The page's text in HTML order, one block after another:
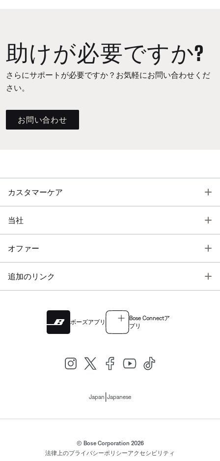
助けが必要ですか?
さらにサポートが必要ですか？お気軽にお問い合わせくだ
さい。
お問い合わせ
カスタマーケア
当社
オファー
追加のリンク
ボーズアプリ
Bose Connectア
プリ
Japan Japanese
© Bose Corporation 2026
法律上のプライバシーポリシーアクセシビリティ